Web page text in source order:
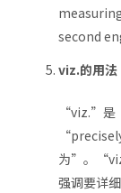
second
viz.的用法
“viz.”是
为”。
强调要详